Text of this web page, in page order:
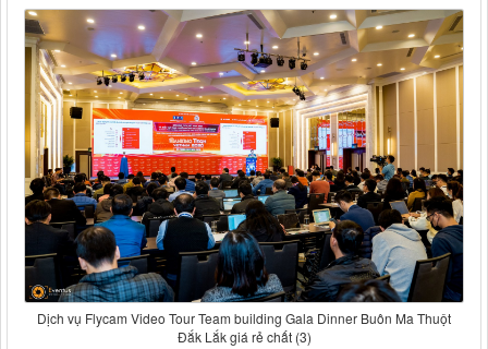
Dịch vụ Flycam Video Tour Team building Gala Dinner Buôn Ma Thuột
Đắk Lắk giá rẻ chất (3)